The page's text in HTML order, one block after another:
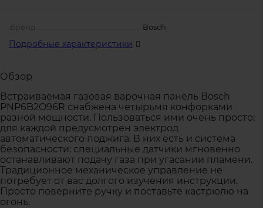
Bosch
Подробные характеристики
Обзор
Встраиваемая газовая варочная панель Bosch
PNP6B2O96R снабжена четырьмя конфорками
разной мощности. Пользоваться ими очень просто:
для каждой предусмотрен электрод
автоматического поджига. В них есть и система
безопасности: специальные датчики мгновенно
останавливают подачу газа при угасании пламени.
Традиционное механическое управление не
потребует от вас долгого изучения инструкции.
Просто поверните ручку и поставьте кастрюлю на
огонь.